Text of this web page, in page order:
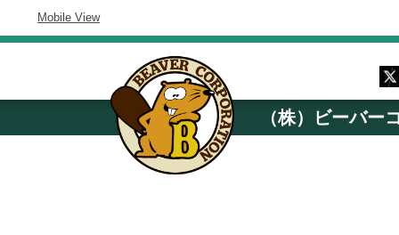
Mobile View
（株）ビーバー